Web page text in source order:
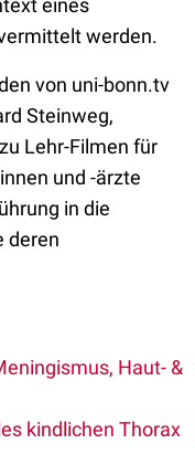
eines
werden.
von uni-bonn.tv
Steinweg,
Lehr-Filmen für
und -ärzte
in die
deren
Haut- &
kindlichen Thorax